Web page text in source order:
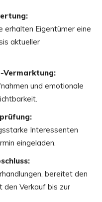
erhalten Eigentümer eine
aktueller
Vermarktung:
und emotionale
Interessenten
eingeladen.
bereitet den
Verkauf bis zur